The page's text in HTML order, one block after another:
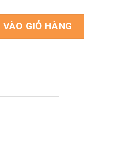
điêu khắc số lượng
GIỎ HÀNG